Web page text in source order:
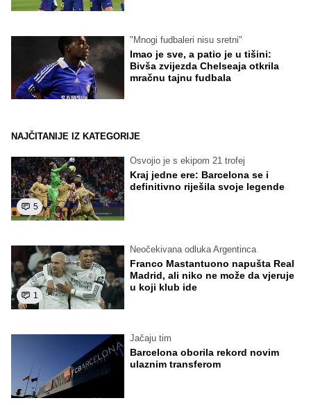
"Mnogi fudbaleri nisu sretni"
Imao je sve, a patio je u tišini:
Bivša zvijezda Chelseaja otkrila
mračnu tajnu fudbala
NAJČITANIJE IZ KATEGORIJE
5
Osvojio je s ekipom 21 trofej
Kraj jedne ere: Barcelona se i
definitivno riješila svoje legende
1
Neočekivana odluka Argentinca
Franco Mastantuono napušta Real
Madrid, ali niko ne može da vjeruje
u koji klub ide
Jačaju tim
Barcelona oborila rekord novim
ulaznim transferom